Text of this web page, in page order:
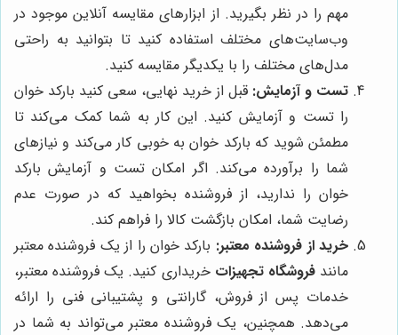
مهم را در نظر بگیرید. از ابزارهای مقایسه آنلاین موجود در
وب‌سایت‌های مختلف استفاده کنید تا بتوانید به راحتی
مدل‌های مختلف را با یکدیگر مقایسه کنید.
تست و آزمایش: قبل از خرید نهایی، سعی کنید بارکد خوان
را تست و آزمایش کنید. این کار به شما کمک می‌کند تا
مطمئن شوید که بارکد خوان به خوبی کار می‌کند و نیازهای
شما را برآورده می‌کند. اگر امکان تست و آزمایش بارکد
خوان را ندارید، از فروشنده بخواهید که در صورت عدم
رضایت شما، امکان بازگشت کالا را فراهم کند.
خرید از فروشنده معتبر: بارکد خوان را از یک فروشنده معتبر
مانندفروشگاه تجهیزات خریداری کنید. یک فروشنده معتبر،
خدمات پس از فروش، گارانتی و پشتیبانی فنی را ارائه
می‌دهد. همچنین، یک فروشنده معتبر می‌تواند به شما در